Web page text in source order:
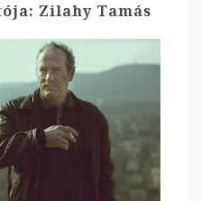
Zilahy Tamás